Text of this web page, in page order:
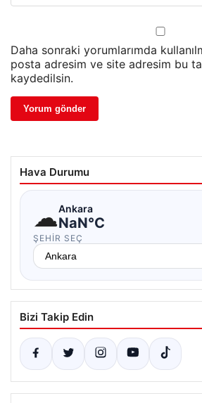
Daha sonraki yorumlarımda
posta adresim ve site adresim bu
kaydedilsin.
Hava Durumu
☁Ankara
NaN°C
ŞEHIR SEÇ
Bizi Takip Edin